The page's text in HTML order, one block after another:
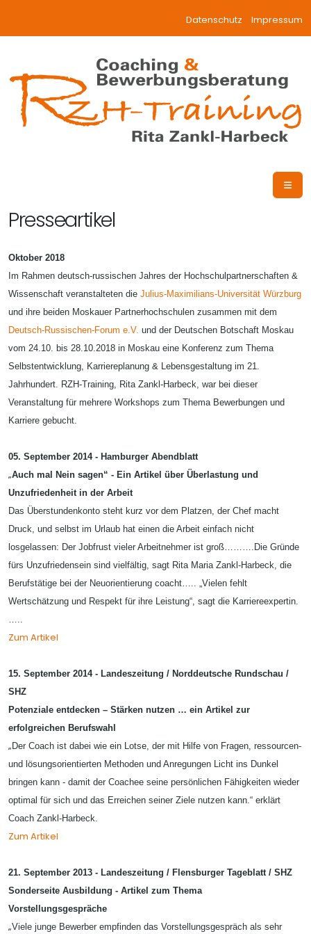
Datenschutz Impressum
Presseartikel
Oktober 2018
Im Rahmen deutsch-russischen Jahres der Hochschulpartnerschaften &
Wissenschaft veranstalteten die Julius-Maximilians-Universität Würzburg
und ihre beiden Moskauer Partnerhochschulen zusammen mit dem
Deutsch-Russischen-Forum e.V. und der Deutschen Botschaft Moskau
vom 24.10. bis 28.10.2018 in Moskau eine Konferenz zum Thema
Selbstentwicklung, Karriereplanung & Lebensgestaltung im 21.
Jahrhundert. RZH-Training, Rita Zankl-Harbeck, war bei dieser
Veranstaltung für mehrere Workshops zum Thema Bewerbungen und
Karriere gebucht.
05. September 2014 - Hamburger Abendblatt
„Auch mal Nein sagen“ - Ein Artikel über Überlastung und
Unzufriedenheit in der Arbeit
Das Überstundenkonto steht kurz vor dem Platzen, der Chef macht
Druck, und selbst im Urlaub hat einen die Arbeit einfach nicht
losgelassen: Der Jobfrust vieler Arbeitnehmer ist groß……….Die Gründe
fürs Unzufriedensein sind vielfältig, sagt Rita Maria Zankl-Harbeck, die
Berufstätige bei der Neuorientierung coacht….. „Vielen fehlt
Wertschätzung und Respekt für ihre Leistung“, sagt die Karriereexpertin.
…..
Zum Artikel
15. September 2014 - Landeszeitung / Norddeutsche Rundschau /
SHZ
Potenziale entdecken – Stärken nutzen … ein Artikel zur
erfolgreichen Berufswahl
„ Der Coach ist dabei wie ein Lotse, der mit Hilfe von Fragen, ressourcen-
und lösungsorientierten Methoden und Anregungen Licht ins Dunkel
bringen kann - damit der Coachee seine persönlichen Fähigkeiten wieder
optimal für sich und das Erreichen seiner Ziele nutzen kann.“ erklärt
Coach Zankl-Harbeck.
Zum Artikel
21. September 2013 - Landeszeitung / Flensburger Tageblatt / SHZ
Sonderseite Ausbildung - Artikel zum Thema
Vorstellungsgespräche
„Viele junge Bewerber empfinden das Vorstellungsgespräch als sehr